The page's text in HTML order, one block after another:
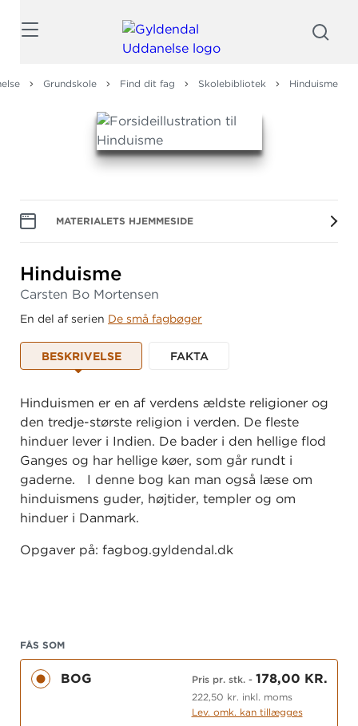
Grundskole Find dit fag Skolebibliotek Hinduisme
MATERIALETS HJEMMESIDE
Hinduisme
Carsten Bo Mortensen
En del af serien De små fagbøger
BESKRIVELSE FAKTA
Hinduismen er en af verdens ældste religioner og
den tredje-største religion i verden. De fleste
hinduer lever i Indien. De bader i den hellige flod
Ganges og har hellige køer, som går rundt i
gaderne. I denne bog kan man også læse om
hinduismens guder, højtider, templer og om
hinduer i Danmark.
Opgaver på: fagbog.gyldendal.dk
FÅS SOM
BOG Pris pr. stk.- 178,00 KR.
222,50 kr. inkl. moms
Lev. omk. kan tillægges